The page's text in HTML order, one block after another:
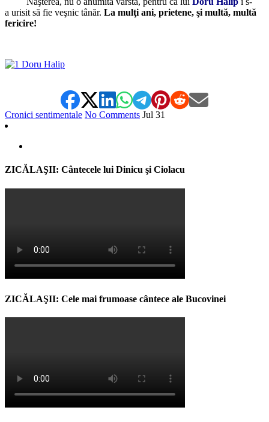
a urisit să fie veşnic tânăr. La mulţi ani, prietene, şi multă, multă
fericire!
Cronici sentimentale No Comments Jul 31
ZICĂLAŞII: Cântecele lui Dinicu şi Ciolacu
ZICĂLAŞII: Cele mai frumoase cântece ale Bucovinei